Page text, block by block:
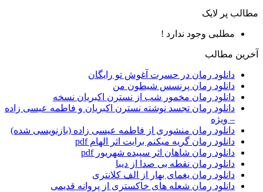
مطالب پر لایک
مطلبی وجود ندارد !
آخرین مطالب
دانلود رمان در حسرت آغوش تو رایگان
دانلود رمان پرنسس شیطون من
دانلود رمان مخمور شب از نسترن اکبریان نسخه
دانلود رمان تجسد نوشته نسترن اکبریان و فاطمه عیسی زاده
– ویژه
دانلود رمان منشوری از فاطمه عیسی زاده (بازنویسی شده)
دانلود رمان گریه میکنم برایت اثر الهام pdf
دانلود رمان شاهان اثر سپیده شهریور pdf
دانلود رمان نقطه بی صدا از دیبا
دانلود رمان یغمای بهار از الف کلانتری
دانلود رمان شعله های خاکستری از پروانه قدیمی